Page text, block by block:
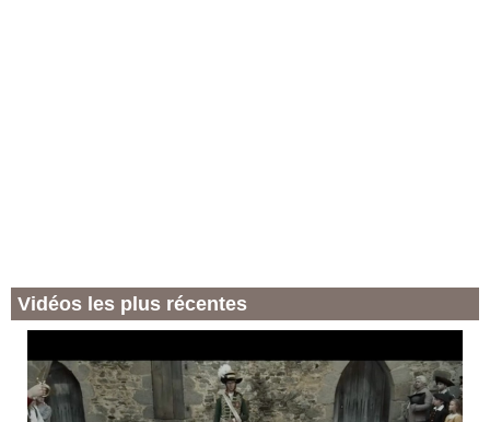
Vidéos les plus récentes